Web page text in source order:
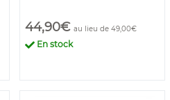
44,90€ au lieu de 49,00€
En stock